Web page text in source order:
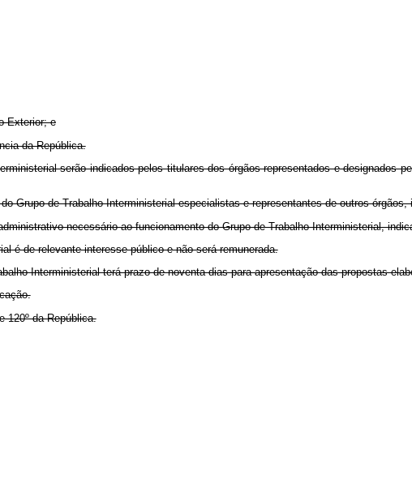
Exterior; e
da República.
serão indicados pelos titulares dos órgãos representados e designados
Grupo de Trabalho Interministerial especialistas e representantes de outros
necessário ao funcionamento do Grupo de Trabalho Interministerial,
é de relevante interesse público e não será remunerada.
Interministerial terá prazo de noventa dias para apresentação das propostas
120º da República.